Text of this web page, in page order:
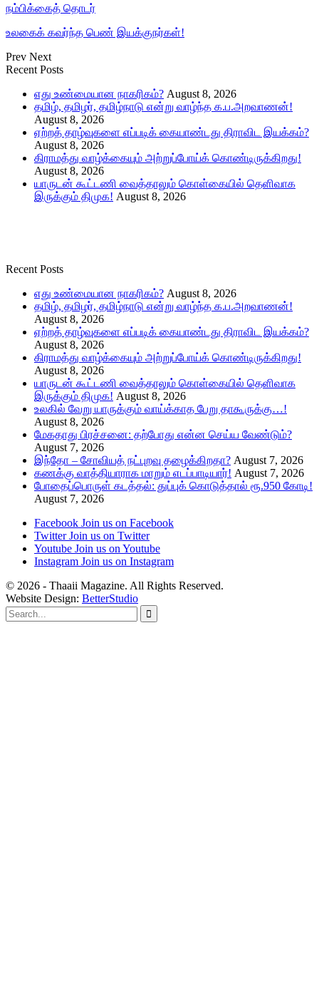
நம்பிக்கைத் தொடர்
உலகைக் கவர்ந்த பெண் இயக்குநர்கள்!
Prev Next
Recent Posts
எது உண்மையான நாகரிகம்? August 8, 2026
தமிழ், தமிழர், தமிழ்நாடு என்று வாழ்ந்த க.ப.அறவாணன்!
August 8, 2026
ஏற்றத் தாழ்வுகளை எப்படிக் கையாண்டது திராவிட இயக்கம்?
August 8, 2026
கிராமத்து வாழ்க்கையும் அற்றுப்போய்க் கொண்டிருக்கிறது!
August 8, 2026
யாருடன் கூட்டணி வைத்தாலும் கொள்கையில் தெளிவாக
இருக்கும் திமுக! August 8, 2026
Recent Posts
எது உண்மையான நாகரிகம்? August 8, 2026
தமிழ், தமிழர், தமிழ்நாடு என்று வாழ்ந்த க.ப.அறவாணன்!
August 8, 2026
ஏற்றத் தாழ்வுகளை எப்படிக் கையாண்டது திராவிட இயக்கம்?
August 8, 2026
கிராமத்து வாழ்க்கையும் அற்றுப்போய்க் கொண்டிருக்கிறது!
August 8, 2026
யாருடன் கூட்டணி வைத்தாலும் கொள்கையில் தெளிவாக
இருக்கும் திமுக! August 8, 2026
உலகில் வேறு யாருக்கும் வாய்க்காத பேறு தாகூருக்கு…!
August 8, 2026
மேகதாது பிரச்சனை: தற்போது என்ன செய்ய வேண்டும்?
August 7, 2026
இந்தோ – சோவியத் நட்புறவு தழைக்கிறதா? August 7, 2026
கணக்கு வாத்தியாராக மாறும் எடப்பாடியார்! August 7, 2026
போதைப்பொருள் கடத்தல்: துப்புக் கொடுத்தால் ரூ.950 கோடி!
August 7, 2026
Facebook Join us on Facebook
Twitter Join us on Twitter
Youtube Join us on Youtube
Instagram Join us on Instagram
© 2026 - Thaaii Magazine. All Rights Reserved.
Website Design: BetterStudio